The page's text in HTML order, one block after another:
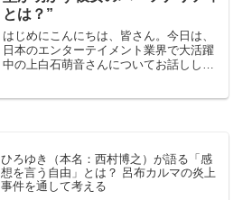
とは？”
はじめにこんにちは、皆さん。今日は、
日本のエンターテイメント業界で大活躍
中の上白石萌音さんについてお話ししま
ひろゆき（本名：西村博之）が語る「感
想を言う自由」とは？ 呂布カルマの炎上
事件を通して考える